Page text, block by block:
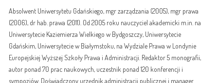
Absolwent Uniwersytetu Gdańskiego, mgr zarządzania (2005), mgr prawa
(2006), dr hab. prawa (2011). Od 2005 roku nauczyciel akademicki m.in. na
Uniwersytecie Kaziemierza Wielkiego w Bydgoszczy, Uniwersytecie
Gdańskim, Uniwersytecie w Białymstoku, na Wydziale Prawa w Londynie
Europejskiej Wyższej Szkoły Prawa i Administracji. Redaktor 5 monografii,
autor ponad 70 prac naukowych, uczestnik ponad 120 konferencji i
sympozjów. Doświadczony urzędnik administracji publicznej i manager